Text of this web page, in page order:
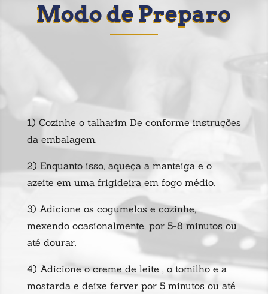
Modo de Preparo
1) Cozinhe o talharim De conforme instruções
da embalagem.
2) Enquanto isso, aqueça a manteiga e o
azeite em uma frigideira em fogo médio.
3) Adicione os cogumelos e cozinhe,
mexendo ocasionalmente, por 5-8 minutos ou
até dourar.
4) Adicione o creme de leite , o tomilho e a
mostarda e deixe ferver por 5 minutos ou até